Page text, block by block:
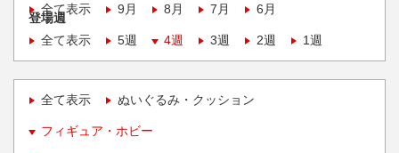
全て表示
9月 8月 7月 6月
登場週
全て表示
5週 4週 3週 2週 1週
全て表示 ぬいぐるみ・クッション
フィギュア・ホビー